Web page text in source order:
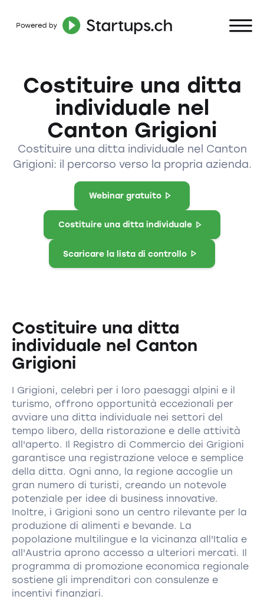
Costituire una ditta
individuale nel
Canton Grigioni
Costituire una ditta individuale nel Canton
Grigioni: il percorso verso la propria azienda.
Webinar gratuito
Costituire una ditta individuale
Scaricare la lista di controllo
Costituire una ditta
individuale nel Canton
Grigioni
I Grigioni, celebri per i loro paesaggi alpini e il
turismo, offrono opportunità eccezionali per
avviare una ditta individuale nei settori del
tempo libero, della ristorazione e delle attività
all'aperto. Il Registro di Commercio dei Grigioni
garantisce una registrazione veloce e semplice
della ditta. Ogni anno, la regione accoglie un
gran numero di turisti, creando un notevole
potenziale per idee di business innovative.
Inoltre, i Grigioni sono un centro rilevante per la
produzione di alimenti e bevande. La
popolazione multilingue e la vicinanza all'Italia e
all'Austria aprono accesso a ulteriori mercati. Il
programma di promozione economica regionale
sostiene gli imprenditori con consulenze e
incentivi finanziari.